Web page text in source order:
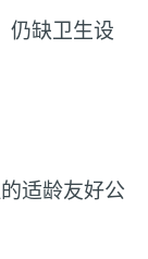
仍缺卫生设
适龄友好公